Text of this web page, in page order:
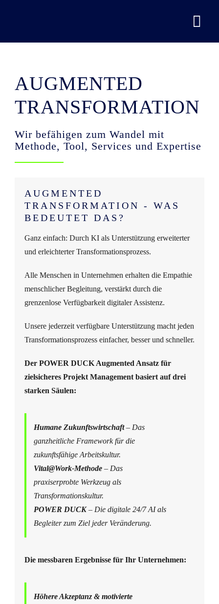
Humane Zukunftswirtschaft
Leistungen
Über uns
AUGMENTED
TRANSFORMATION
Wir befähigen zum Wandel mit
Methode, Tool, Services und Expertise
AUGMENTED
TRANSFORMATION - WAS
BEDEUTET DAS?
Ganz einfach: Durch KI als Unterstützung erweiterter
und erleichterter Transformationsprozess.
Alle Menschen in Unternehmen erhalten die Empathie
menschlicher Begleitung, verstärkt durch die
grenzenlose Verfügbarkeit digitaler Assistenz.
Unsere jederzeit verfügbare Unterstützung macht jeden
Transformationsprozess einfacher, besser und schneller.
Der POWER DUCK Augmented Ansatz für
zielsicheres Projekt Management basiert auf drei
starken Säulen:
Humane Zukunftswirtschaft– Das
ganzheitliche Framework für die
zukunftsfähige Arbeitskultur.
Vital@Work-Methode– Das
praxiserprobte Werkzeug als
Transformationskultur.
POWER DUCK– Die digitale 24/7 AI als
Begleiter zum Ziel jeder Veränderung.
Die messbaren Ergebnisse für Ihr Unternehmen:
Höhere Akzeptanz & motivierte